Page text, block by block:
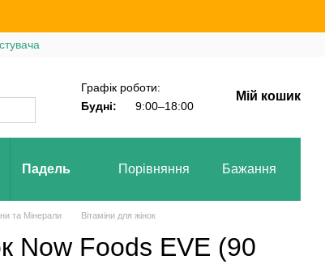
Графік роботи:
Будні:
9:00–18:00
Мій кошик
Падель Порівняння Бажання
та Мінерали Вітаміни для жінок
Now Foods EVE (90